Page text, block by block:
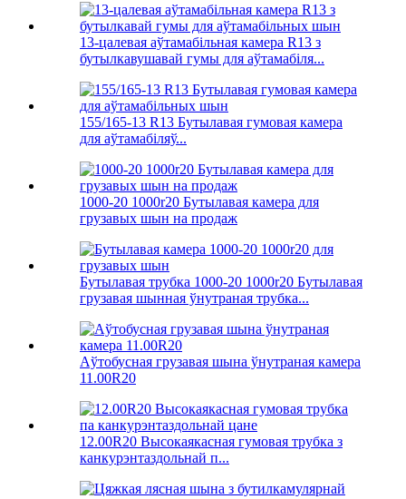
13-цалевая аўтамабільная камера R13 з
бутылкавушавай гумы для аўтамабіля...
155/165-13 R13 Бутылавая гумовая камера
для аўтамабіляў...
1000-20 1000r20 Бутылавая камера для
грузавых шын на продаж
Бутылавая трубка 1000-20 1000r20 Бутылавая
грузавая шынная ўнутраная трубка...
Аўтобусная грузавая шына ўнутраная камера
11.00R20
12.00R20 Высокаякасная гумовая трубка з
канкурэнтаздольнай п...